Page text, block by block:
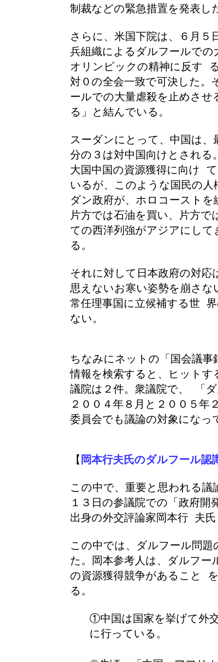
制裁などの緊急措置を発表し
さらに、米国下院は、６月５
兵組織によるダルフールで
オリンピックの精神に反す
対０の全会一致で可決した。
ールでの大量虐殺を止めさ
る」と結んでいる。
スーダンにとって、中国は、
分の３は対中国向けとされ
大国中国の資源獲得に向け
いるが、このような国民の
ダン政府が、ホロコースト
片方では石油を買い、片方
ての西洋列強がアジアにし
る。
それに対して日本政府の対
思えないお寒い姿勢を崩さ
常任理事国に立候補する世
ない。
ちなみにネットの「国会議
情報を検索すると、ヒットす
議院は２件。衆議院で、 「
２００４年８月と２００５年
委員会でも議論の対象になっ
【 岡本行夫氏のダルフール認
この中で、重要と思われる
１３日の参議院での「政府開
出身の外交評論家岡本行 夫
この中では、ダルフール問
た。岡本参考人は、ダルフー
の資源獲得競争があること
る。
①中国は国家を挙げて外
に行っている。